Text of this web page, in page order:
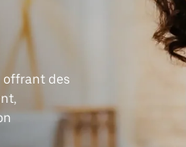
offrant des